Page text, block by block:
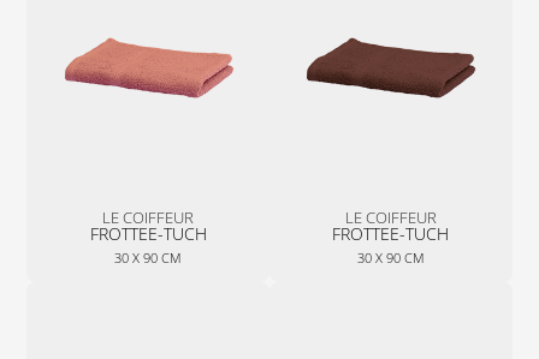
LE COIFFEUR
FROTTEE-TUCH
30 X 90 CM
LE COIFFEUR
FROTTEE-TUCH
30 X 90 CM